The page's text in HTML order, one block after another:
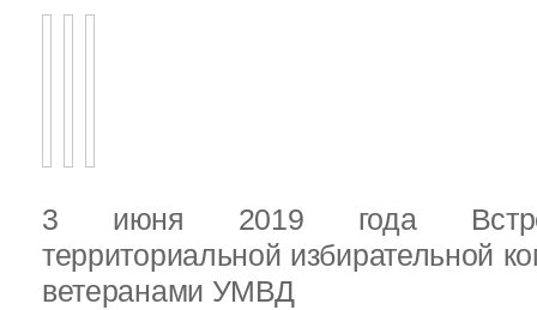
3 июня 2019 года
территориальной избирательной
ветеранами УМВД